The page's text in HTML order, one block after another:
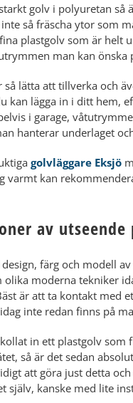
golv i polyuretan så
så fräscha ytor som
plastgolv som är helt
man kan önska
så lätta att tillverka och
kan lägga in i ditt hem,
i garage,
hanterar underlaget
golvläggare Eksjö​
varmt kan
av
färg och modell
moderna tekniker
är att ta kontakt med
inte redan finns på
in ett plastgolv
så är det sedan
att göra just detta
själv, kanske med lite